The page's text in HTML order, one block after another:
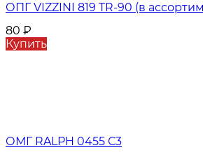
ОПГ VIZZINI 819 TR-90 (в
80 ₽
Купить
ОМГ RALPH 0455 С3